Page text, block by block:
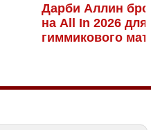
Дарби Аллин
на All In 2026 для
гиммикового